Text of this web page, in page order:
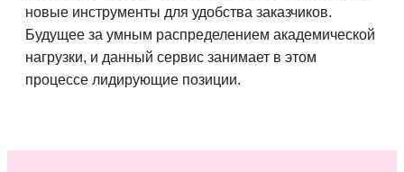
новые инструменты для удобства заказчиков.
Будущее за умным распределением академической
нагрузки, и данный сервис занимает в этом
процессе лидирующие позиции.